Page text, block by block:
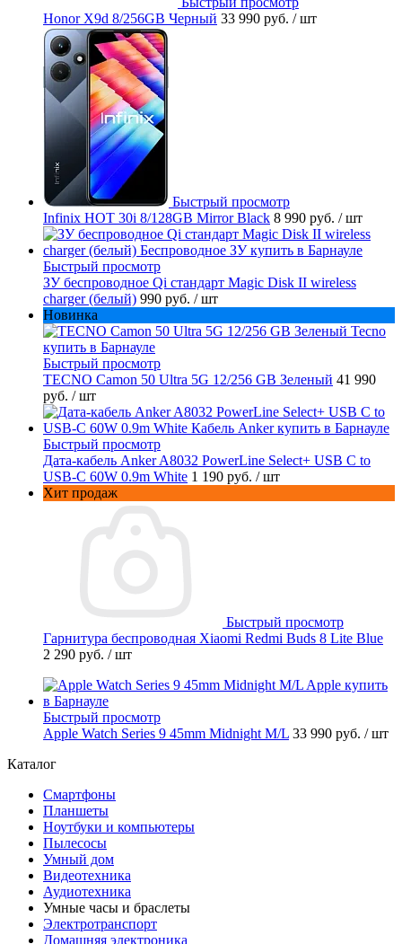
Honor X9d 8/256GB Черный 33 990 руб. / шт
Быстрый просмотр
Infinix HOT 30i 8/128GB Mirror Black 8 990 руб. / шт
Быстрый просмотр
ЗУ беспроводное Qi стандарт Magic Disk II wireless
charger (белый) 990 руб. / шт
Новинка
Быстрый просмотр
TECNO Camon 50 Ultra 5G 12/256 GB Зеленый 41 990
руб. / шт
Быстрый просмотр
Дата-кабель Anker A8032 PowerLine Select+ USB C to
USB-C 60W 0.9m White 1 190 руб. / шт
Хит продаж
Быстрый просмотр
Гарнитура беспроводная Xiaomi Redmi Buds 8 Lite Blue
2 290 руб. / шт
Быстрый просмотр
Apple Watch Series 9 45mm Midnight M/L 33 990 руб. / шт
Каталог
Смартфоны
Планшеты
Ноутбуки и компьютеры
Пылесосы
Умный дом
Видеотехника
Аудиотехника
Умные часы и браслеты
Электротранспорт
Домашняя электроника